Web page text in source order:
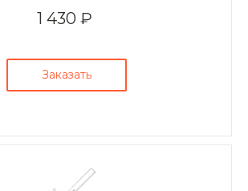
1 430 ₽
Заказать